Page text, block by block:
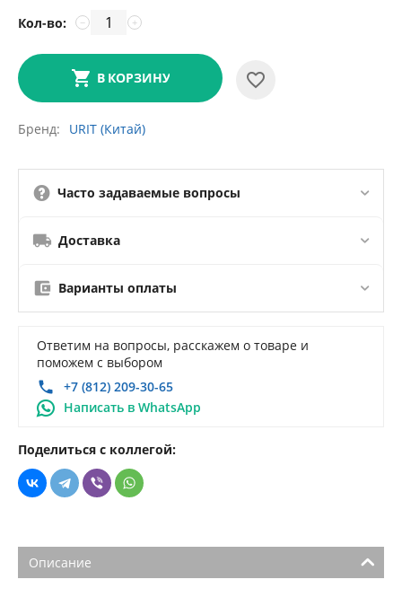
Кол-во: +
−
В КОРЗИНУ
Бренд URIT (Китай)
Часто задаваемые вопросы
Доставка
Варианты оплаты
Ответим на вопросы, расскажем о товаре и
поможем с выбором
+7 (812) 209-30-65
Написать в WhatsApp
Поделиться с коллегой:
Описание